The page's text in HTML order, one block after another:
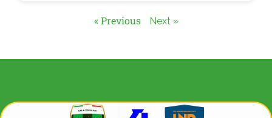
« Previous Next »